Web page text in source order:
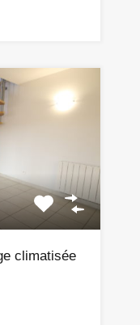
climatisée